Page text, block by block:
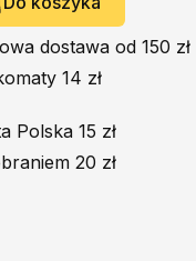
dostawa od 150 zł
14 zł
Polska 15 zł
20 zł